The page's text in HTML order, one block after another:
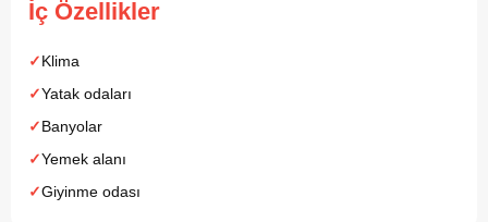
İç Özellikler
Klima
Yatak odaları
Banyolar
Yemek alanı
Giyinme odası